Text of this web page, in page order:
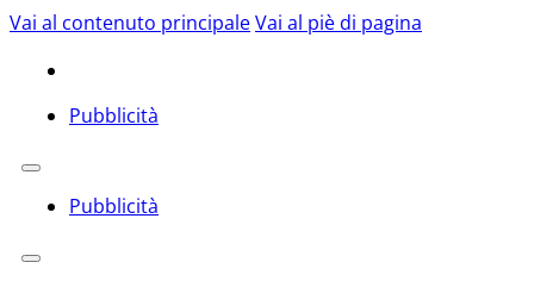
Vai al contenuto principaleVai al piè di pagina
Pubblicità
Pubblicità